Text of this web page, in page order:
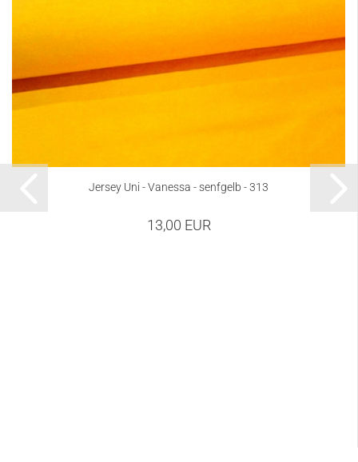
Jersey Uni - Vanessa - senfgelb - 313
13,00 EUR